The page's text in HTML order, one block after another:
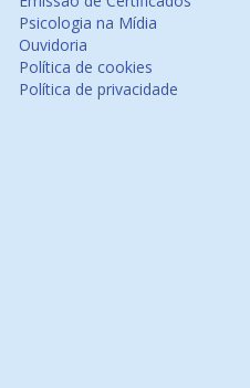
Psicologia na Mídia
Ouvidoria
Política de cookies
Política de privacidade